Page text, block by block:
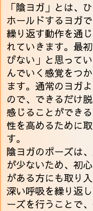
「陰ヨガ」とは、
ホールドするヨガ
繰り返す動作を通
れていきます。最
びない」と思って
んでいく感覚をつ
ます。通常のヨガ
ので、できるだけ
感じることができ
性を高めるために
す。
陰ヨガのポーズは
が少ないため、初
がある方にも取り
深い呼吸を繰り返
ーズを行うことで